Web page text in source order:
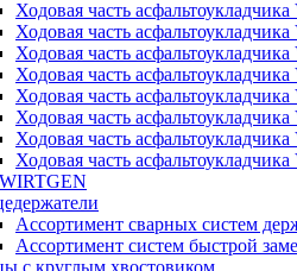
Ходовая часть
Ходовая часть
Ходовая часть
Ходовая часть
Ходовая часть
Ходовая часть
Ходовая часть
Ходовая часть
Ассортимент сварных систем
Ассортимент систем быстрой
с круглым хвостовиком